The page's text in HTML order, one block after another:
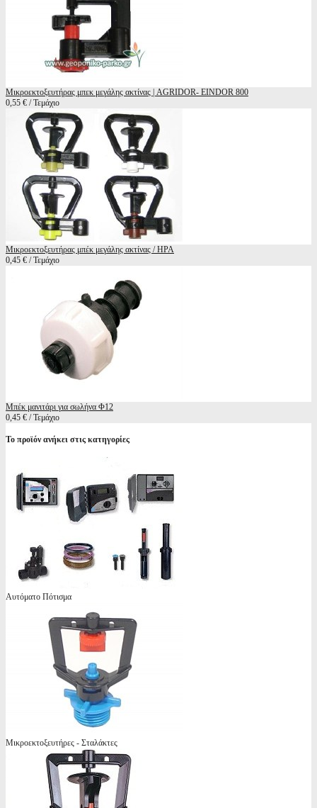
Μικροεκτοξευτήρας μπεκ μεγάλης ακτίνας | AGRIDOR- EINDOR 800
0,55 € / Τεμάχιο
Μικροεκτοξευτήρας μπέκ μεγάλης ακτίνας / ΗΡΑ
0,45 € / Τεμάχιο
Μπέκ μανιτάρι για σωλήνα Φ12
0,45 € / Τεμάχιο
Το προϊόν ανήκει στις κατηγορίες
Αυτόματο Πότισμα
Μικροεκτοξευτήρες - Σταλάκτες